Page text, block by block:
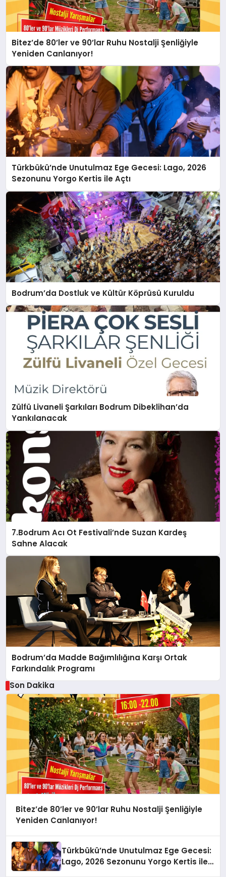
Bitez’de 80’ler ve 90’lar Ruhu Nostalji Şenliğiyle
Yeniden Canlanıyor!
Türkbükü’nde Unutulmaz Ege Gecesi: Lago, 2026
Sezonunu Yorgo Kertis ile Açtı
Bodrum’da Dostluk ve Kültür Köprüsü Kuruldu
Zülfü Livaneli Şarkıları Bodrum Dibeklihan’da
Yankılanacak
7.Bodrum Acı Ot Festivali’nde Suzan Kardeş
Sahne Alacak
Bodrum’da Madde Bağımlılığına Karşı Ortak
Farkındalık Programı
Son Dakika
Bitez’de 80’ler ve 90’lar Ruhu Nostalji Şenliğiyle
Yeniden Canlanıyor!
Türkbükü’nde Unutulmaz Ege Gecesi:
Lago, 2026 Sezonunu Yorgo Kertis ile